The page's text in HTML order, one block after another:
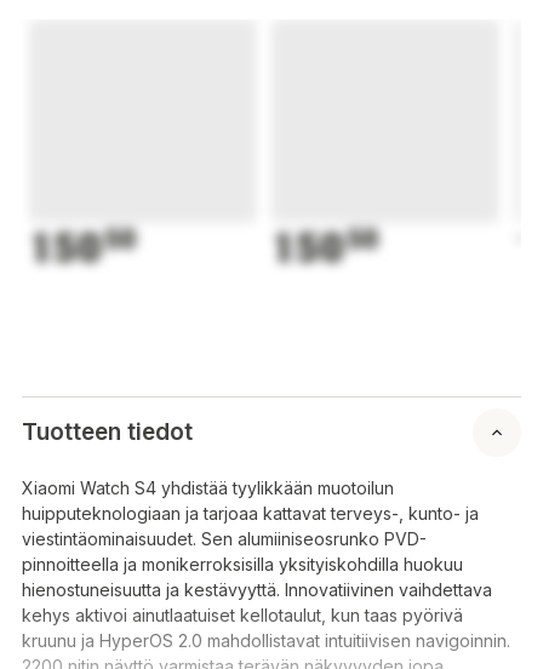
15050 15050
Tuotteen tiedot
Xiaomi Watch S4 yhdistää tyylikkään muotoilun
huipputeknologiaan ja tarjoaa kattavat terveys-, kunto- ja
viestintäominaisuudet. Sen alumiiniseosrunko PVD-
pinnoitteella ja monikerroksisilla yksityiskohdilla huokuu
hienostuneisuutta ja kestävyyttä. Innovatiivinen vaihdettava
kehys aktivoi ainutlaatuiset kellotaulut, kun taas pyörivä
kruunu ja HyperOS 2.0 mahdollistavat intuitiivisen navigoinnin.